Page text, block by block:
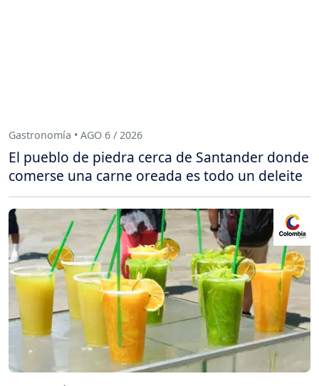
Gastronomía • AGO 6 / 2026
El pueblo de piedra cerca de Santander donde
comerse una carne oreada es todo un deleite